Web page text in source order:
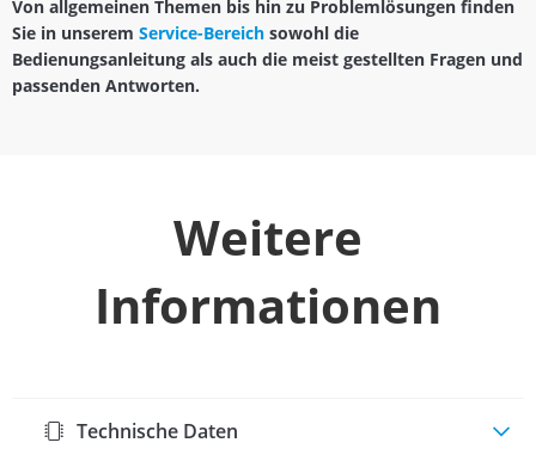
Von allgemeinen Themen bis hin zu Problemlösungen finden
Sie in unserem Service-Bereich sowohl die
Bedienungsanleitung als auch die meist gestellten Fragen und
passenden Antworten.
Weitere
Informationen
Technische Daten